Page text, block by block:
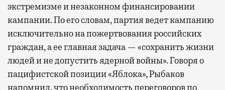
экстремизме и незаконном финансировании
кампании. По его словам, партия ведет кампанию
исключительно на пожертвования российских
граждан, а ее главная задача — «сохранить жизни
людей и не допустить ядерной войны». Говоря о
пацифистской позиции «Яблока», Рыбаков
напомнил, что необходимость переговоров по